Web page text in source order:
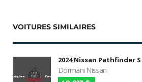
VOITURES SIMILAIRES
2024 Nissan Pathfinder S
Dormani Nissan